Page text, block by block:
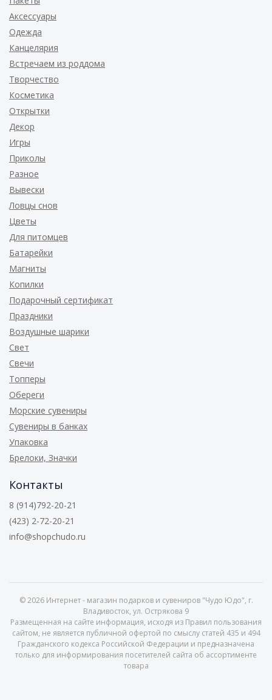
Аксессуары
Одежда
Канцелярия
Встречаем из роддома
Творчество
Косметика
Открытки
Декор
Игры
Приколы
Разное
Вывески
Ловцы снов
Цветы
Для питомцев
Батарейки
Магниты
Копилки
Подарочный сертификат
Праздники
Воздушные шарики
Свет
Свечи
Топперы
Обереги
Морские сувениры
Сувениры в банках
Упаковка
Брелоки, Значки
Контакты
8 (914)792-20-21
(423) 2-72-20-21
info@shopchudo.ru
© 2026 Интернет - магазин подарков и сувениров "Чудо Юдо", г.
Владивосток, ул. Острякова 9
Размещенная на сайте информация, исходя из Правил пользования
сайтом, не является публичной офертой по смыслу статей 435 и 494
Гражданского кодекса Российской Федерации и предназначена
только для информирования посетителей сайта об ассортименте
товара